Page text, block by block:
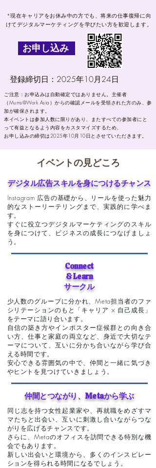
*現在キャリアをお休み中の方でも、将来の仕事復帰に向
けてデジタルマーケティングを学びたい方を歓迎します。
お申し込み
登録締切日：2025年10月24日
ご注意：お申込みは自動確定ではありません。主催者
（Mums@Work Asia）からの確認メールを受領された方のみ、参
加が確保されます。
本イベントは参加人数に限りがあり、またすべての参加者にと
って有益となるよう内容をカスタマイズするため、
お申し込みの締切は2025年10月10日とさせていただきます。
イベントの見どころ
デジタル広告スキルを身につけるチャンス
Instagram 広告の基礎から、リールを使った魅力
的なストーリーテリングまで、実践的に学べま
す。
すぐに役立つデジタルマーケティングのスキル
を身につけて、ビジネスの成長につなげましょ
う。
Connect
& Learn
サークル
少人数のグループに分かれ、Meta担当者のファ
シリテーションのもと「キャリア × 自己成長」
をテーマに語り合います。
自信の築き方やインポスター症候群との向き合
い方、仕事と家庭の両立など、身近で大切なテ
ーマについて、互いに分かち合いながら学び合
える時間です。
安心できる雰囲気の中で、仲間と一緒に気づき
やヒントを見つけていきましょう。
仲間とつながり、Metaから学ぶ
同じ志を持つ女性起業家や、再就職をめざすマ
マたちと出会い、互いに刺激し合いながらつな
がりを広げるチャンスです。
さらに、Metaのオフィスを訪問できる特別な機
会でもあります。
新しい出会いと環境から、多くのインスピレー
ションを得られる時間になるでしょう。